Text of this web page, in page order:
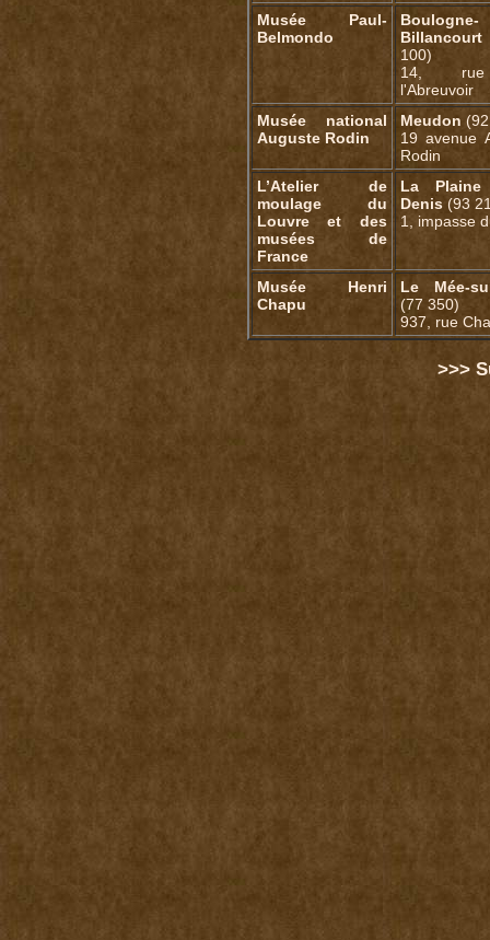
Musée Paul-
Belmondo
Boulogne-
Billancourt
100)
14,
l'Abreuvoir
Musée national
Auguste Rodin
Meudon
19 avenue
Rodin
L’Atelier de
moulage du
Louvre et des
musées de
France
La Plaine
Denis(93
1, impasse
Musée Henri
Chapu
Le Mée-
(77 350)
937, rue
>>>